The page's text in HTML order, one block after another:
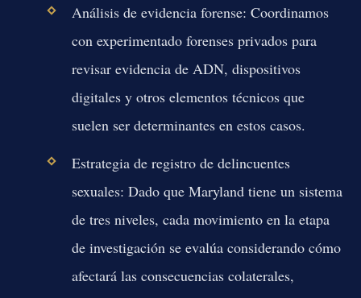
Análisis de evidencia forense: Coordinamos
con experimentado forenses privados para
revisar evidencia de ADN, dispositivos
digitales y otros elementos técnicos que
suelen ser determinantes en estos casos.
Estrategia de registro de delincuentes
sexuales: Dado que Maryland tiene un sistema
de tres niveles, cada movimiento en la etapa
de investigación se evalúa considerando cómo
afectará las consecuencias colaterales,